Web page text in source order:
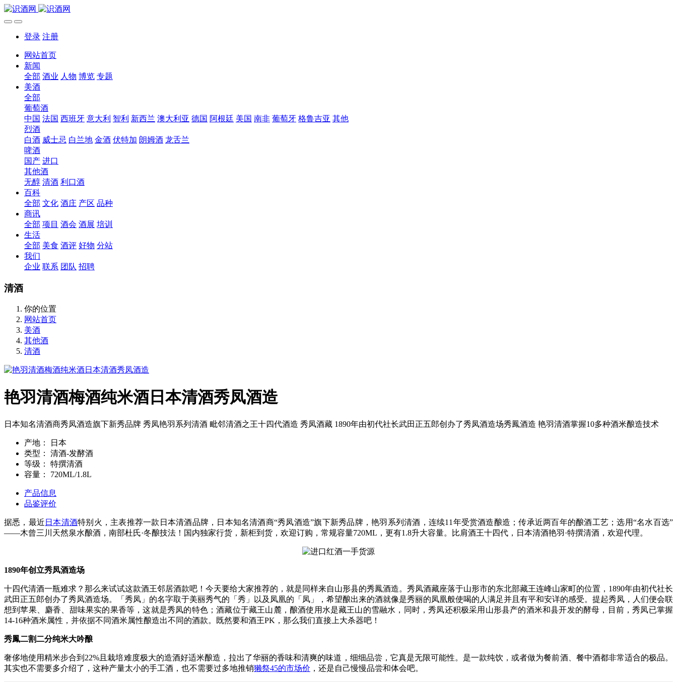
登录 注册
网站首页
新闻
全部 酒业 人物 博览 专题
美酒
全部
葡萄酒
中国 法国 西班牙 意大利 智利 新西兰 澳大利亚 德国 阿根廷 美国 南非 葡萄牙 格鲁吉亚 其他
烈酒
白酒 威士忌 白兰地 金酒 伏特加 朗姆酒 龙舌兰
啤酒
国产 进口
其他酒
无醇 清酒 利口酒
百科
全部 文化 酒庄 产区 品种
商讯
全部 项目 酒会 酒展 培训
生活
全部 美食 酒评 好物 分站
我们
企业 联系 团队 招聘
清酒
你的位置
网站首页
美酒
其他酒
清酒
艳羽清酒梅酒纯米酒日本清酒秀凤酒造
日本知名清酒商秀凤酒造旗下新秀品牌 秀凤艳羽系列清酒 毗邻清酒之王十四代酒造 秀凤酒藏 1890年由初代社长武田正五郎创办了秀凤酒造场秀鳳酒造 艳羽清酒掌握10多种酒米酿造技术
产地：
日本
类型：
清酒-发酵酒
等级：
特撰清酒
容量：
720ML/1.8L
产品信息
品鉴评价
据悉，最近 日本清酒特别火，主表推荐一款日本清酒品牌，日本知名清酒商“秀凤酒造”旗下新秀品牌，艳羽系列清酒，连续11年受赏酒造酿造；传承近两百年的酿酒工艺；选用“名水百选”
——木曾三川天然泉水酿酒，南部杜氏·冬酿技法！国内独家行货，新柜到货，欢迎订购，常规容量720ML，更有1.8升大容量。比肩酒王十四代，日本清酒艳羽·特撰清酒，欢迎代理。
1890年创立秀凤酒造场
十四代清酒一瓶难求？那么来试试这款酒王邻居酒款吧！今天要给大家推荐的，就是同样来自山形县的秀鳳酒造。秀凤酒藏座落于山形市的东北部藏王连峰山家町的位置，1890年由初代社长
武田正五郎创办了秀凤酒造场。「秀凤」的名字取于美丽秀气的「秀」以及凤凰的「凤」，希望酿出来的酒就像是秀丽的凤凰般使喝的人满足并且有平和安详的感受。提起秀凤，人们便会联
想到苹果、麝香、甜味果实的果香等，这就是秀凤的特色；酒藏位于藏王山麓，酿酒使用水是藏王山的雪融水，同时，秀凤还积极采用山形县产的酒米和县开发的酵母，目前，秀凤已掌握
14-16种酒米属性，并依据不同酒米属性酿造出不同的酒款。既然要和酒王PK，那么我们直接上大杀器吧！
秀鳳二割二分纯米大吟酿
奢侈地使用精米步合到22%且栽培难度极大的造酒好适米酿造，拉出了华丽的香味和清爽的味道，细细品尝，它真是无限可能性。是一款纯饮，或者做为餐前酒、餐中酒都非常适合的极品。
其实也不需要多介绍了，这种产量太小的手工酒，也不需要过多地推销獭祭45的市场价 ，还是自己慢慢品尝和体会吧。